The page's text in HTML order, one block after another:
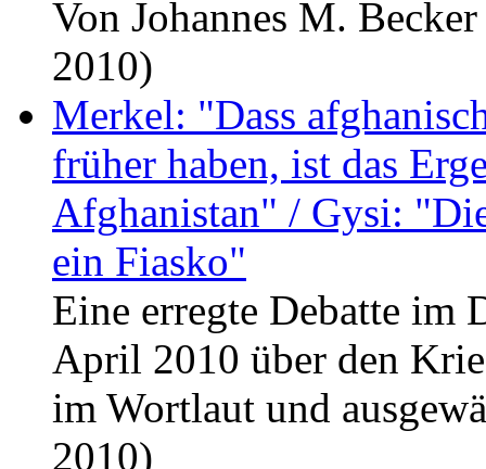
Von Johannes M.
2010)
Merkel: "Dass
früher haben, ist das
Afghanistan" / Gysi:
ein Fiasko"
Eine erregte Debatte im
April 2010 über den
im Wortlaut und
2010)